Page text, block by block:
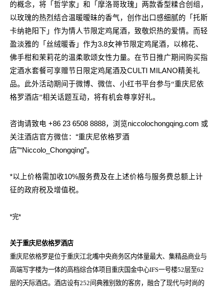
的概念，将「哲学家」和「摩洛哥玫瑰」两款香型糅合创组，
以玫瑰的热烈结合温暖暧昧的香气，创作出口感细腻的「托斯
卡纳艳阳下」作为情人节限定鸡尾酒，致敬炽热的爱情。而轻
盈淡雅的「丝绒暖香」作为3.8女神节限定鸡尾酒，以棉花、
佛手柑和茉莉花的温柔歌颂女性力量。在节日推广期间购买指
定酒水套餐可享赠节日限定鸡尾酒及CULTI MILANO精美礼
品。此外活动期间于微博、微信、小红书平台参与“重庆尼依
格罗酒店”相关话题互动，将有机会尊享好礼。
咨询请致电 +86 23 6508 8888，浏览niccolochongqing.com 或
关注酒店官方微信： “重庆尼依格罗酒
店”“Niccolo_Chongqing”。
*以上价格需加收10%服务费及在上述价格与服务费总额上计
征的政府税及增值税。
*完*
关于重庆尼依格罗酒店
重庆尼依格罗是位于重庆江北嘴中央商务区内体量最大、集精品商业与
高端写字楼为一体的高档综合体项目重庆国金中心IFS一号楼52层至62
层的天际酒店。酒店设有252间典雅别致的客房，融合了现代与时尚的